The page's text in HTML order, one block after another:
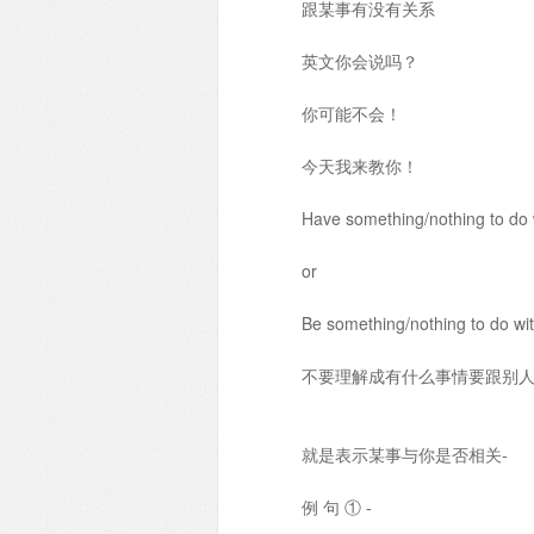
跟某事有没有关系
英文你会说吗？
你可能不会！
今天我来教你！
Have something/nothing to do
or
Be something/nothing to do
不要理解成有什么事情要跟别
就是表示某事与你是否相关-
例 句 ① -